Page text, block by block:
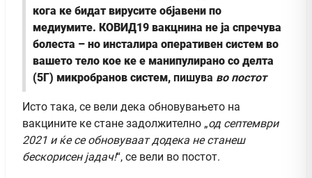
кога ке бидат вирусите објавени по
медиумите. КОВИД19 вакцнина не ја спречува
болеста – но инсталира оперативен систем во
вашето тело кое ке е манипулирано со делта
(5Г) микробранов систем, пишува во постот
Исто така, се вели дека обновувањето на
вакцините ке стане задолжително „од септември
2021 и ќе се обновуваат додека не станеш
бескорисен јадач!“, се вели во постот.